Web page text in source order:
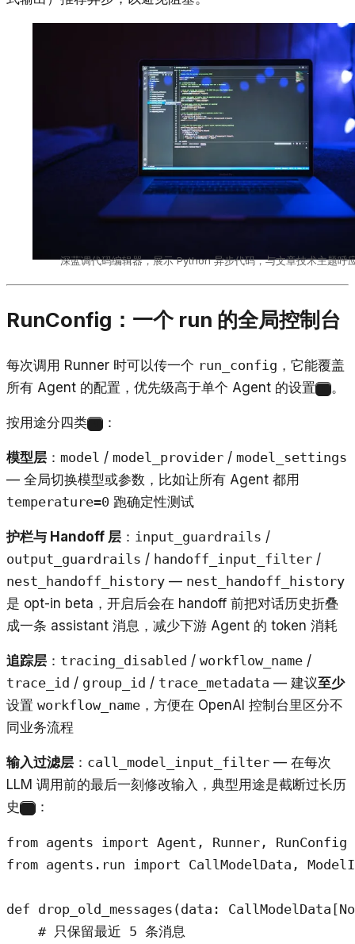
深蓝调代码编辑器，展示 Python 异步代码，与文章技术主题呼
RunConfig：一个 run 的全局控制台
每次调用 Runner 时可以传一个 run_config ，它能覆盖
所有 Agent 的配置，优先级高于单个 Agent 的设置
。
按用途分四类 ：
模型层 ： model / model_provider / model_settings
— 全局切换模型或参数，比如让所有 Agent 都用
temperature=0 跑确定性测试
护栏与 Handoff 层 ： input_guardrails /
output_guardrails / handoff_input_filter /
nest_handoff_history — nest_handoff_history
是 opt-in beta，开启后会在 handoff 前把对话历史折叠
成一条 assistant 消息，减少下游 Agent 的 token 消耗
追踪层 ： tracing_disabled / workflow_name /
trace_id / group_id / trace_metadata — 建议至少
设置 workflow_name ，方便在 OpenAI 控制台里区分不
同业务流程
输入过滤层 ： call_model_input_filter — 在每次
LLM 调用前的最后一刻修改输入，典型用途是截断过长历
史
：
from agents import Agent, Runner, RunConfig
from agents.run import CallModelData,
def drop_old_messages(data:
    # 只保留最近 5 条消息